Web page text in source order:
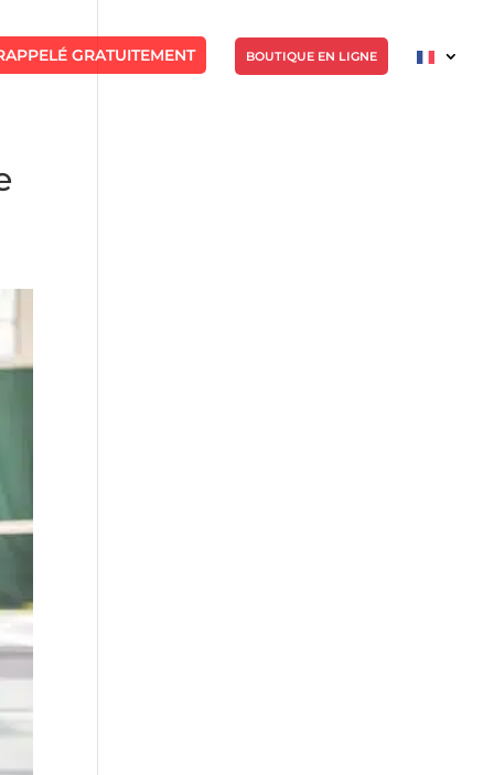
GRATUITEMENT BOUTIQUE EN LIGNE